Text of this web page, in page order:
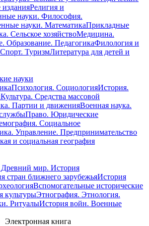
Религия и
науки. Философия.
науки. МатематикаПрикладные
Сельское хозяйствоМедицина.
Образование. ПедагогикаФилология и
ТуризмЛитература для детей и
науки
Психология. СоциологияИстория.
Культура. Средства массовой
Партии и движенияВоенная наука.
Право. Юридические
Социальное
Управление. Предпринимательство
и социальная география
мир. История
стран ближнего зарубежьяИстория
Вспомогательные исторические
культурыЭтнография. Этнология.
РитуалыИстория войн. Военные
Электронная книга